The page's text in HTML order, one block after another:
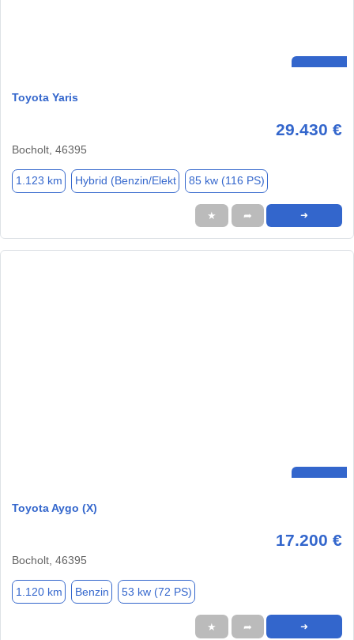
Toyota Yaris
29.430 €
Bocholt, 46395
1.123 km Hybrid (Benzin/Elekt 85 kw (116 PS)
★ ➦ ➜
Toyota Aygo (X)
17.200 €
Bocholt, 46395
1.120 km Benzin 53 kw (72 PS)
★ ➦ ➜